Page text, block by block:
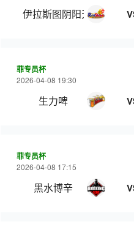
伊拉斯图阴阳天
菲专员杯
2026-04-08 19:30
生力啤
菲专员杯
2026-04-08 17:15
黑水博辛